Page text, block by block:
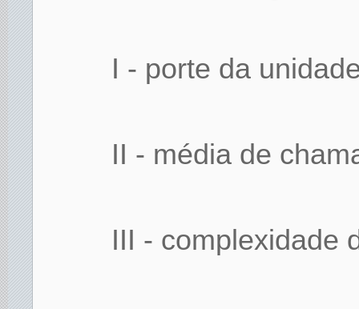
I - porte da
II - média de
III - complexidade